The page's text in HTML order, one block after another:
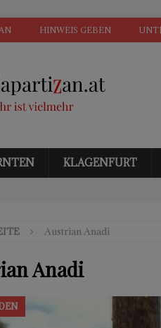
HINWEIS GEBEN
KLAGENFURT
Austrian Anadi
Anadi